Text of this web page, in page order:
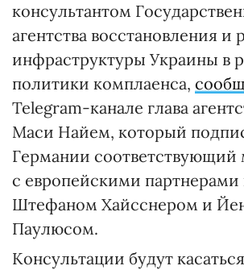
консультантом
агентства восстановления и
инфраструктуры Украины в
политики комплаенса,
Telegram-канале глава
Маси Найем, который
Германии
с европейскими
Штефаном Хайсснером и
Паулюсом.
Консультации будут